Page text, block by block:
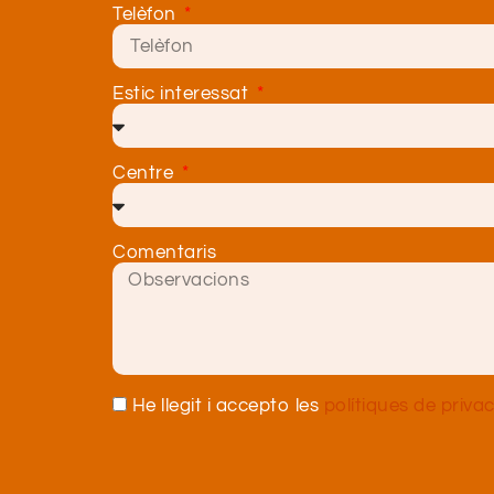
Telèfon
Estic interessat
Centre
Comentaris
He llegit i accepto les polítiques de